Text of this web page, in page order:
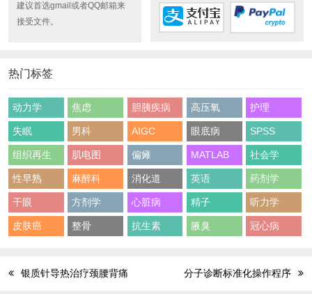
建议首选gmail或者QQ邮箱来
接受文件。
热门标签
动力学 焦虑 胆胰疾病 高压氧 护理
失眠 男科 AIGC 眼底病 SPSS
组织再生 肌电图 偏瘫 MATLAB 社会学
性早熟 麻醉科 消化道 英语 药剂学
干眼 方剂学 心脏病 精子 听力学
皮肤癌 整骨 抗生素 腋臭 冠心病
银质针导热治疗颈腰背痛 分子诊断标准化操作程序